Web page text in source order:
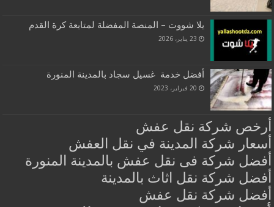
يلا شووت – المنصة المفضلة لمتابعة كرة القدم
23 يناير، 2026
أفضل خدمة غسيل سجاد بالمدينة المنورة
20 فبراير، 2023
أرخص شركة نقل عفش
أسعار شركة المدينة في نقل العفش
أفضل شركة فى نقل عفش بالمدينة المنورة
أفضل شركة نقل اثاث بالمدينة
أفضل شركة نقل عفش